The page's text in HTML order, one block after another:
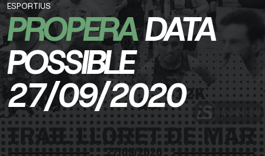
ESPORTIUS
PROPERADATA
POSSIBLE
27/09/2020